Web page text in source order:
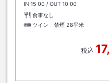
IN チェックイン
15:00 / OUT チェックアウト
10:00
食事なし
ツイン 禁煙 28平米
税込